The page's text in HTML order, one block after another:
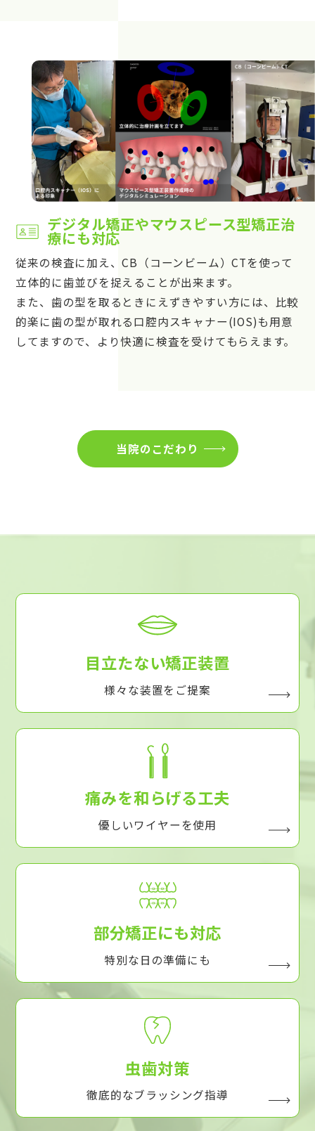
デジタル矯正やマウスピース型矯正治
療にも対応
従来の検査に加え、CB（コーンビーム）CTを使って
立体的に歯並びを捉えることが出来ます。
また、歯の型を取るときにえずきやすい方には、比較
的楽に歯の型が取れる口腔内スキャナー(IOS)も用意
してますので、より快適に検査を受けてもらえます。
当院のこだわり
目立たない矯正装置
様々な装置をご提案
痛みを和らげる工夫
優しいワイヤーを使用
部分矯正にも対応
特別な日の準備にも
虫歯対策
徹底的なブラッシング指導